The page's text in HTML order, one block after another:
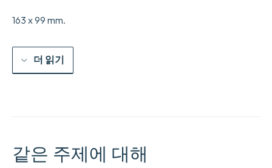
량
163 x 99 mm.
더 읽기
같은 주제에 대해